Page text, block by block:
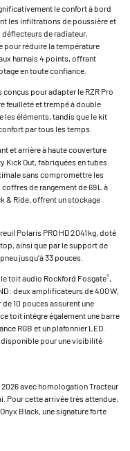
le confort à bord
les infiltrations de poussière et
déflecteurs de radiateur,
pour réduire la température
harnais 4 points, offrant
en toute confiance.
pour adapter le RZR Pro
feuilleté et trempé à double
éléments, tandis que le kit
par tous les temps.
et arrière à haute couverture
Kick Out, fabriquées en tubes
sans compromettre les
de rangement de 69 L à
& Ride, offrent un stockage
Polaris PRO HD 2 041 kg, doté
ainsi que par le support de
jusqu’à 33 pouces.
toit audio Rockford Fosgate®,
: deux amplificateurs de 400 W,
10 pouces assurent une
toit intègre également une barre
RGB et un plafonnier LED.
disponible pour une visibilité
avec homologation Tracteur
Pour cette arrivée très attendue,
Black, une signature forte